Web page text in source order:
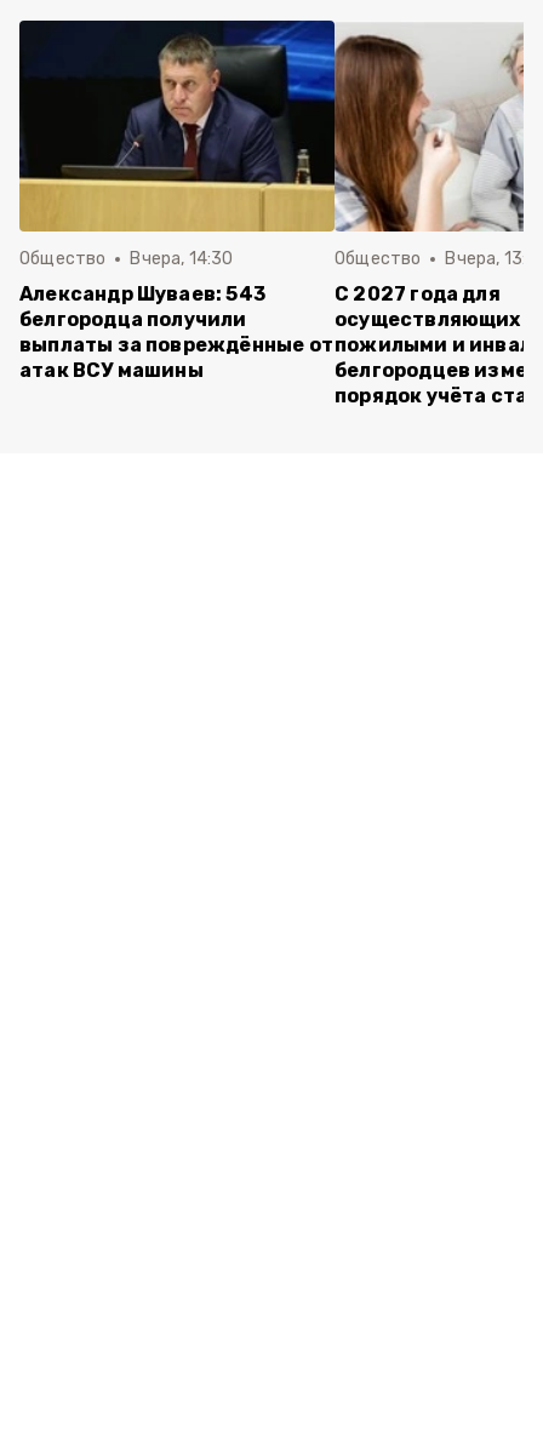
Общество Вчера, 14:30
Александр Шуваев: 543
белгородца получили
выплаты за повреждённые от
атак ВСУ машины
Общество Вчера,
С 2027 года для
осуществляющих
пожилыми и
белгородцев
порядок учёта ста